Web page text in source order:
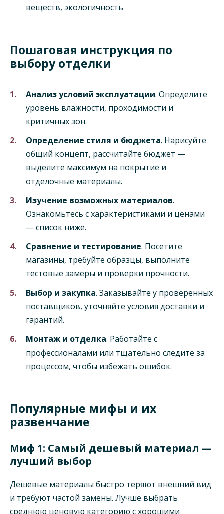
веществ, экологичность
Пошаговая инструкция по
выбору отделки
Анализ условий эксплуатации. Определите
уровень влажности, проходимости и
критичных зон.
Определение стиля и бюджета. Нарисуйте
общий концепт, рассчитайте бюджет —
выделите максимум на покрытие и
отделочные материалы.
Изучение возможных материалов.
Ознакомьтесь с характеристиками и ценами
— список ниже.
Сравнение и тестирование. Посетите
магазины, требуйте образцы, выполните
тестовые замеры и проверки прочности.
Выбор и закупка. Заказывайте у проверенных
поставщиков, уточняйте условия доставки и
гарантий.
Монтаж и отделка. Работайте с
профессионалами или тщательно следите за
процессом, чтобы избежать ошибок.
Популярные мифы и их
развенчание
Миф 1: Самый дешевый материал —
лучший выбор
Дешевые материалы быстро теряют внешний вид
и требуют частой замены. Лучше выбрать
среднюю ценовую категорию с хорошими